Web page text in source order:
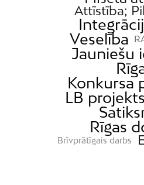
Attīstība;
Veselība
Jauniešu
Konkursa
LB projekts
Rīgas
Brīvprātīgais darbs